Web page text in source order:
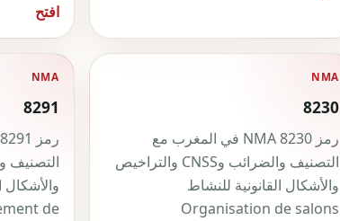
افتح
NMA
8230
رمز NMA 8230 في المغرب مع
التصنيف والضرائب وCNSS والتراخيص
والأشكال القانونية للنشاط
Organisation de salons
NMA
8291
de